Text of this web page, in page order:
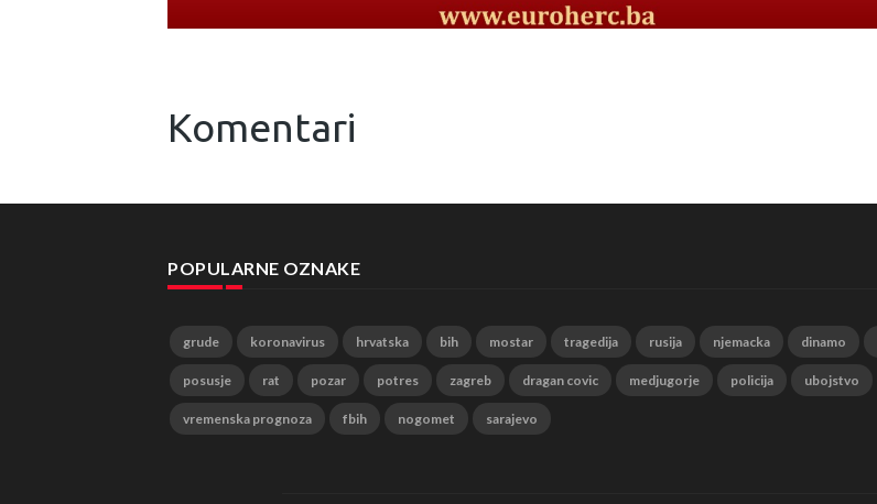
Komentari
POPULARNE OZNAKE
grude koronavirus hrvatska bih mostar tragedija rusija njemacka dinamo
posusje rat pozar potres zagreb dragan covic medjugorje policija ubojstvo
vremenska prognoza fbih nogomet sarajevo